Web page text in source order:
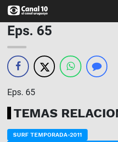
Eps. 65
Eps. 65
TEMAS
SURF TEMPORADA-2011